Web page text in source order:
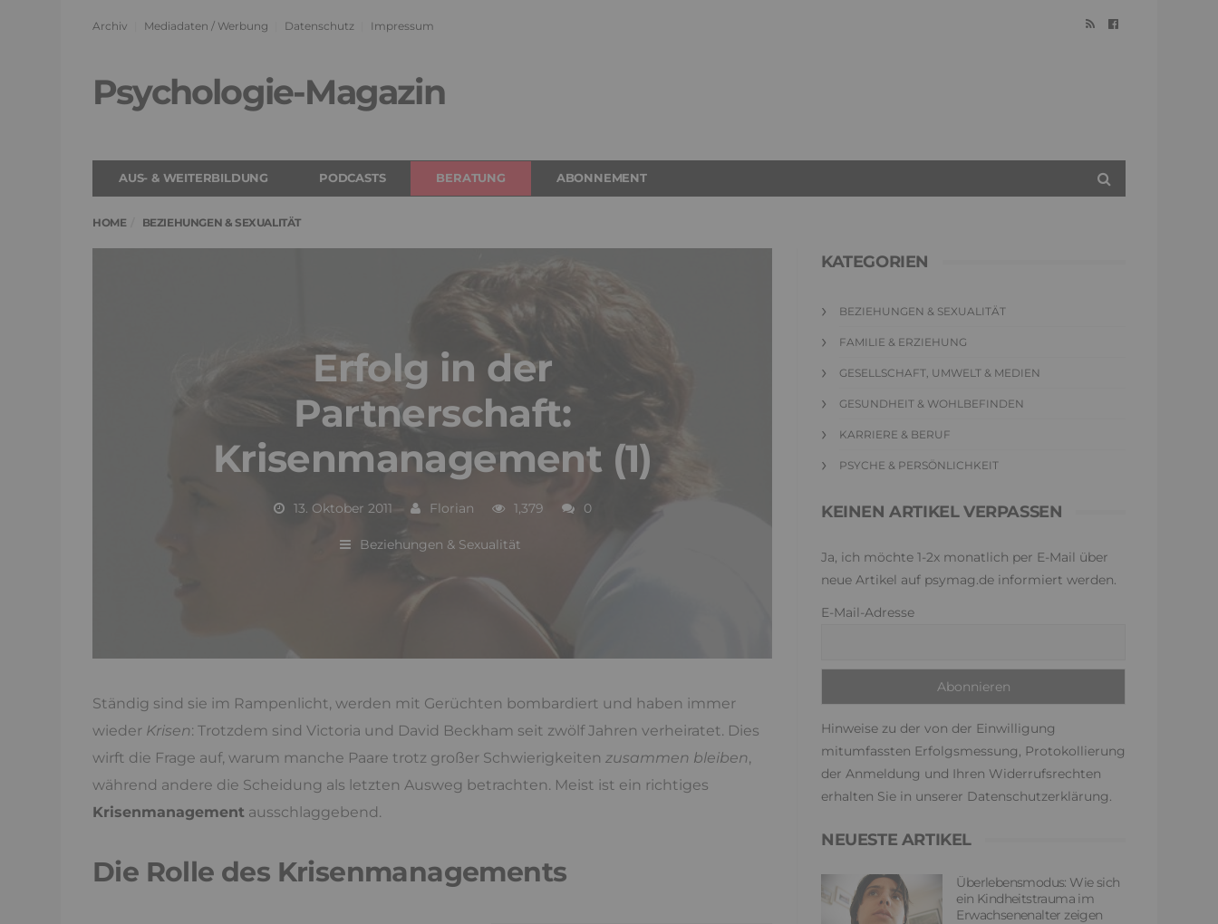
Archiv Mediadaten / Werbung Datenschutz Impressum
Psychologie-Magazin
AUS- & WEITERBILDUNG PODCASTS BERATUNG ABONNEMENT
HOME BEZIEHUNGEN & SEXUALITÄT
Erfolg in der
Partnerschaft:
Krisenmanagement (1)
13. Oktober 2011 Florian 1,379 0
Beziehungen & Sexualität
Ständig sind sie im Rampenlicht, werden mit Gerüchten bombardiert und haben immer
wieder Krisen: Trotzdem sind Victoria und David Beckham seit zwölf Jahren verheiratet. Dies
wirft die Frage auf, warum manche Paare trotz großer Schwierigkeiten zusammen bleiben,
während andere die Scheidung als letzten Ausweg betrachten. Meist ist ein richtiges
Krisenmanagement ausschlaggebend.
Die Rolle des Krisenmanagements
KATEGORIEN
BEZIEHUNGEN & SEXUALITÄT
FAMILIE & ERZIEHUNG
GESELLSCHAFT, UMWELT & MEDIEN
GESUNDHEIT & WOHLBEFINDEN
KARRIERE & BERUF
PSYCHE & PERSÖNLICHKEIT
KEINEN ARTIKEL VERPASSEN
Ja, ich möchte 1-2x monatlich per E-Mail über
neue Artikel auf psymag.de informiert werden.
E-Mail-Adresse
Hinweise zu der von der Einwilligung
mitumfassten Erfolgsmessung, Protokollierung
der Anmeldung und Ihren Widerrufsrechten
erhalten Sie in unserer Datenschutzerklärung.
NEUESTE ARTIKEL
Überlebensmodus: Wie sich
ein Kindheitstrauma im
Erwachsenenalter zeigen